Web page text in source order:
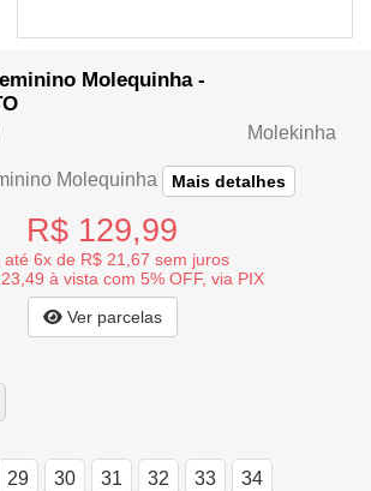
Molequinha -
Molekinha
Molequinha Mais detalhes
R$ 129,99
até 6x de R$ 21,67 sem juros
à vista com 5% OFF, via PIX
Ver parcelas
29 30 31 32 33 34